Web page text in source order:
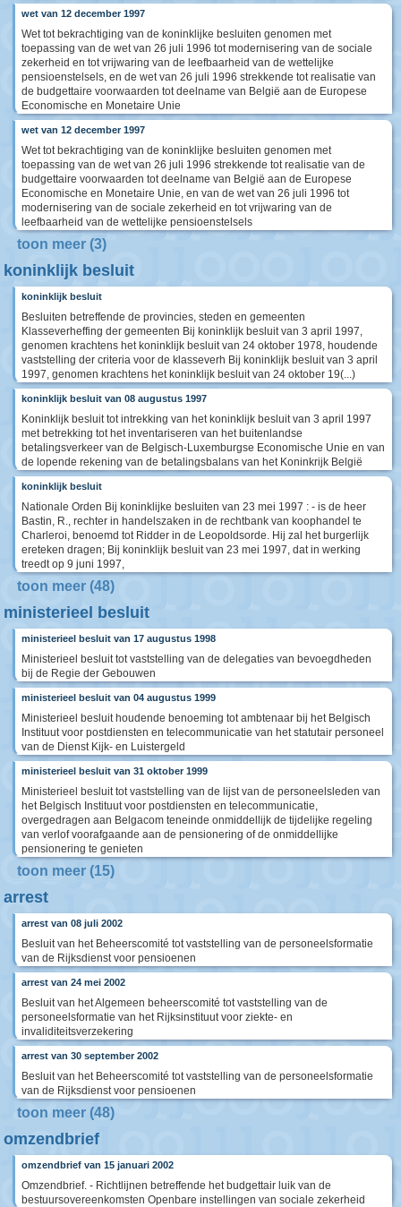
wet van 12 december 1997
Wet tot bekrachtiging van de koninklijke besluiten genomen met
toepassing van de wet van 26 juli 1996 tot modernisering van de sociale
zekerheid en tot vrijwaring van de leefbaarheid van de wettelijke
pensioenstelsels, en de wet van 26 juli 1996 strekkende tot realisatie van
de budgettaire voorwaarden tot deelname van België aan de Europese
Economische en Monetaire Unie
wet van 12 december 1997
Wet tot bekrachtiging van de koninklijke besluiten genomen met
toepassing van de wet van 26 juli 1996 strekkende tot realisatie van de
budgettaire voorwaarden tot deelname van België aan de Europese
Economische en Monetaire Unie, en van de wet van 26 juli 1996 tot
modernisering van de sociale zekerheid en tot vrijwaring van de
leefbaarheid van de wettelijke pensioenstelsels
toon meer (3)
koninklijk besluit
koninklijk besluit
Besluiten betreffende de provincies, steden en gemeenten
Klasseverheffing der gemeenten Bij koninklijk besluit van 3 april 1997,
genomen krachtens het koninklijk besluit van 24 oktober 1978, houdende
vaststelling der criteria voor de klasseverh Bij koninklijk besluit van 3 april
1997, genomen krachtens het koninklijk besluit van 24 oktober 19(...)
koninklijk besluit van 08 augustus 1997
Koninklijk besluit tot intrekking van het koninklijk besluit van 3 april 1997
met betrekking tot het inventariseren van het buitenlandse
betalingsverkeer van de Belgisch-Luxemburgse Economische Unie en van
de lopende rekening van de betalingsbalans van het Koninkrijk België
koninklijk besluit
Nationale Orden Bij koninklijke besluiten van 23 mei 1997 : - is de heer
Bastin, R., rechter in handelszaken in de rechtbank van koophandel te
Charleroi, benoemd tot Ridder in de Leopoldsorde. Hij zal het burgerlijk
ereteken dragen; Bij koninklijk besluit van 23 mei 1997, dat in werking
treedt op 9 juni 1997,
toon meer (48)
ministerieel besluit
ministerieel besluit van 17 augustus 1998
Ministerieel besluit tot vaststelling van de delegaties van bevoegdheden
bij de Regie der Gebouwen
ministerieel besluit van 04 augustus 1999
Ministerieel besluit houdende benoeming tot ambtenaar bij het Belgisch
Instituut voor postdiensten en telecommunicatie van het statutair personeel
van de Dienst Kijk- en Luistergeld
ministerieel besluit van 31 oktober 1999
Ministerieel besluit tot vaststelling van de lijst van de personeelsleden van
het Belgisch Instituut voor postdiensten en telecommunicatie,
overgedragen aan Belgacom teneinde onmiddellijk de tijdelijke regeling
van verlof voorafgaande aan de pensionering of de onmiddellijke
pensionering te genieten
toon meer (15)
arrest
arrest van 08 juli 2002
Besluit van het Beheerscomité tot vaststelling van de personeelsformatie
van de Rijksdienst voor pensioenen
arrest van 24 mei 2002
Besluit van het Algemeen beheerscomité tot vaststelling van de
personeelsformatie van het Rijksinstituut voor ziekte- en
invaliditeitsverzekering
arrest van 30 september 2002
Besluit van het Beheerscomité tot vaststelling van de personeelsformatie
van de Rijksdienst voor pensioenen
toon meer (48)
omzendbrief
omzendbrief van 15 januari 2002
Omzendbrief. - Richtlijnen betreffende het budgettair luik van de
bestuursovereenkomsten Openbare instellingen van sociale zekerheid